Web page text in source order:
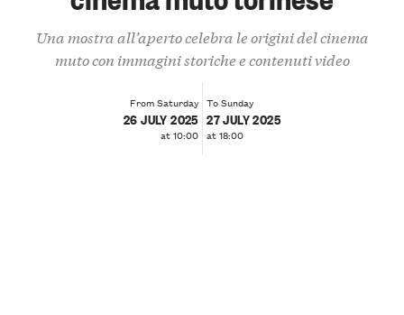
Una mostra all’aperto celebra le origini del cinema
muto con immagini storiche e contenuti video
From Saturday
26 JULY 2025
at 10:00
To Sunday
27 JULY 2025
at 18:00